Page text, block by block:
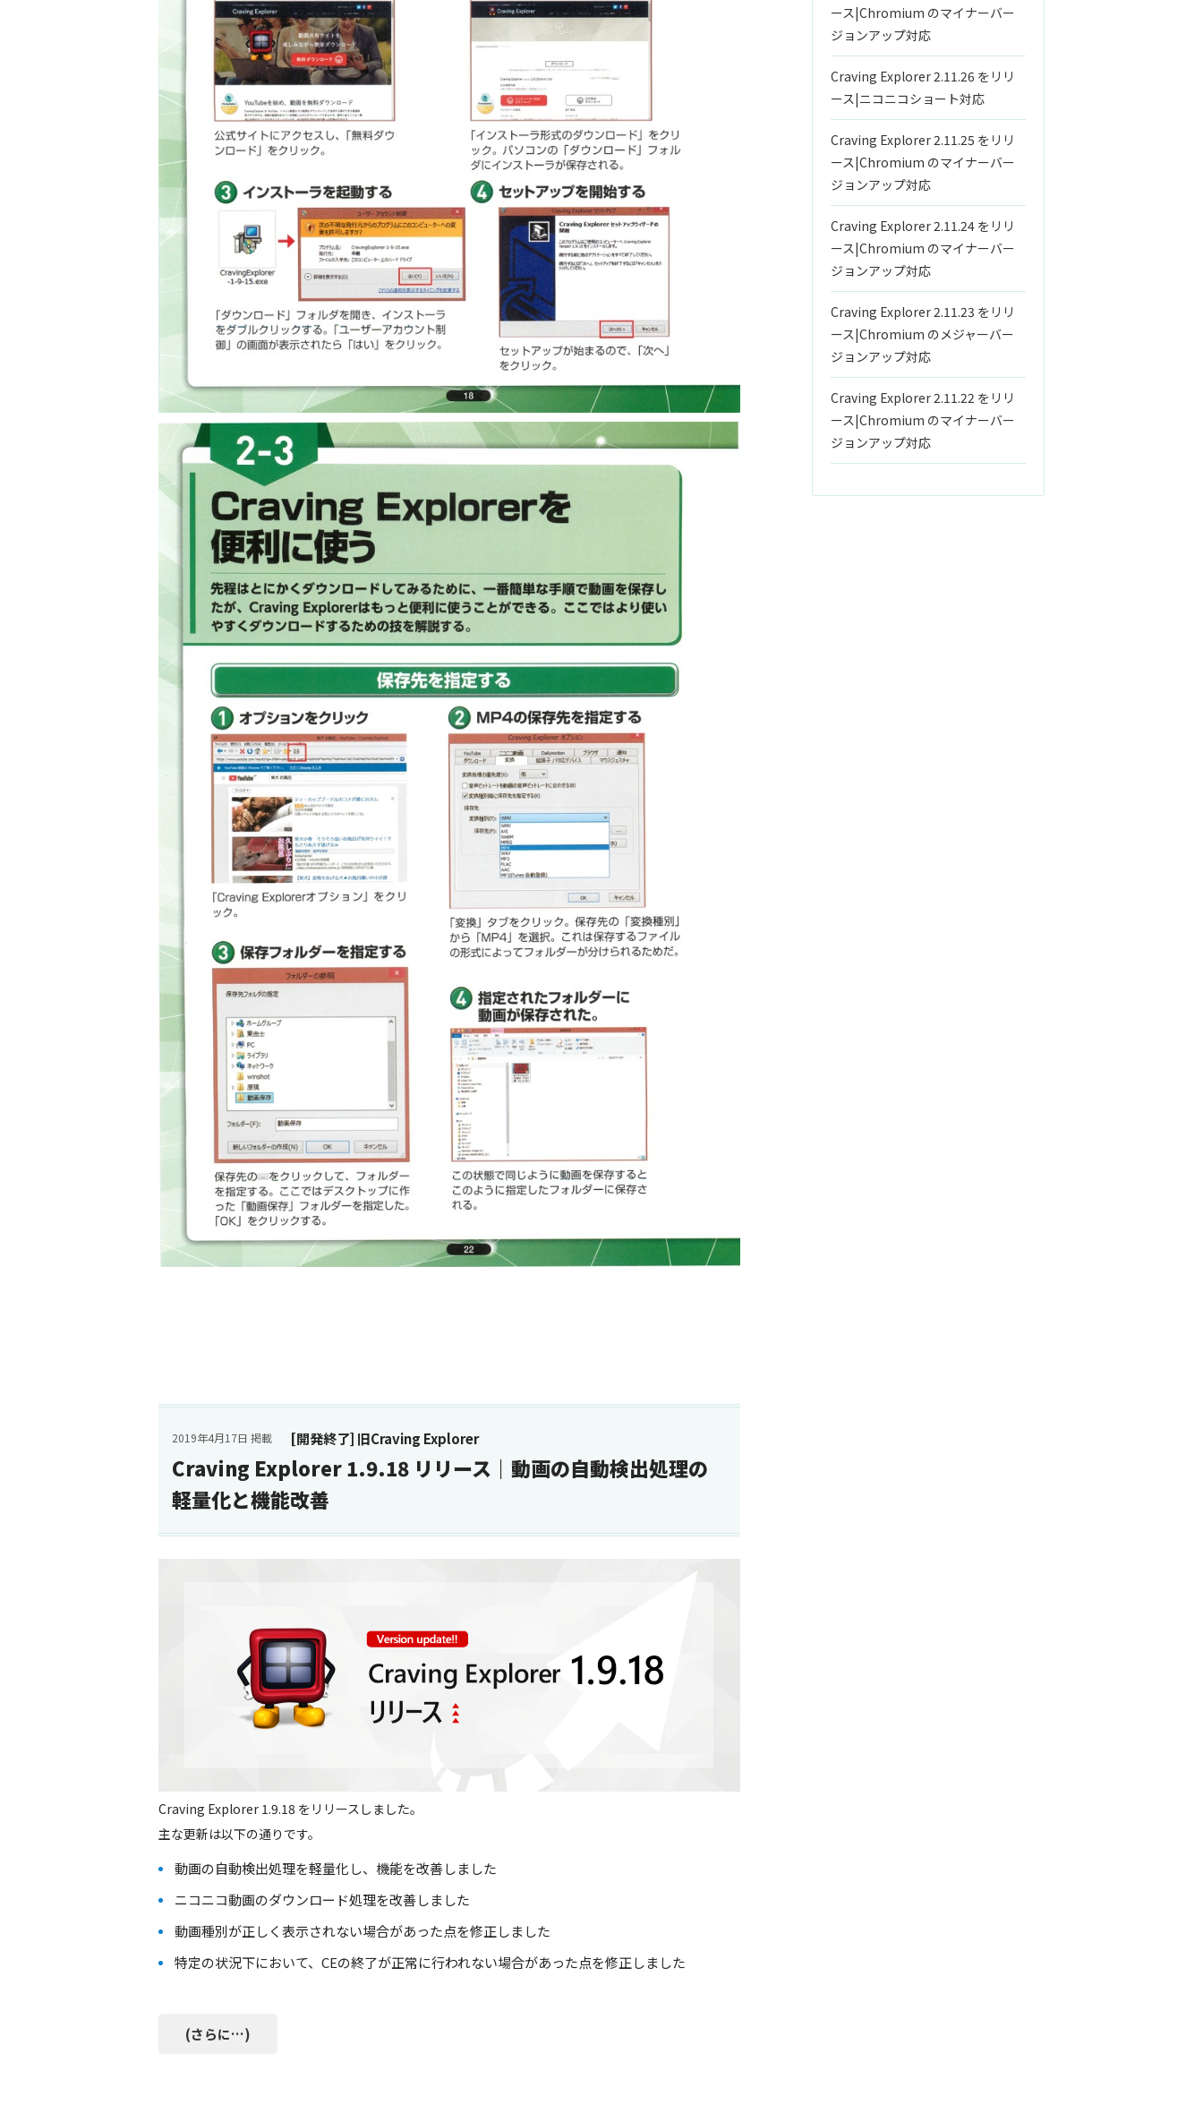
[開発終了] 旧Craving Explorer
2019年4月17日 掲載
Craving Explorer 1.9.18 リリース｜動画の自動検出処理の
軽量化と機能改善
Craving Explorer 1.9.18 をリリースしました。
主な更新は以下の通りです。
動画の自動検出処理を軽量化し、機能を改善しました
ニコニコ動画のダウンロード処理を改善しました
動画種別が正しく表示されない場合があった点を修正しました
特定の状況下において、CEの終了が正常に行われない場合があった点を修正しました
(さらに…)
ース|Chromium のマイナーバー
ジョンアップ対応
Craving Explorer 2.11.26 をリリ
ース|ニコニコショート対応
Craving Explorer 2.11.25 をリリ
ース|Chromium のマイナーバー
ジョンアップ対応
Craving Explorer 2.11.24 をリリ
ース|Chromium のマイナーバー
ジョンアップ対応
Craving Explorer 2.11.23 をリリ
ース|Chromium のメジャーバー
ジョンアップ対応
Craving Explorer 2.11.22 をリリ
ース|Chromium のマイナーバー
ジョンアップ対応